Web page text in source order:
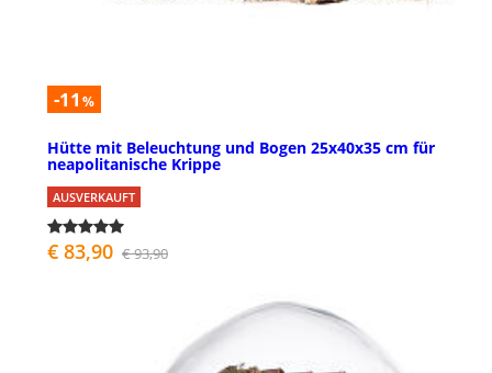
-11 %
Hütte mit Beleuchtung und Bogen 25x40x35 cm für
neapolitanische Krippe
AUSVERKAUFT
€ 83,90 € 93,90